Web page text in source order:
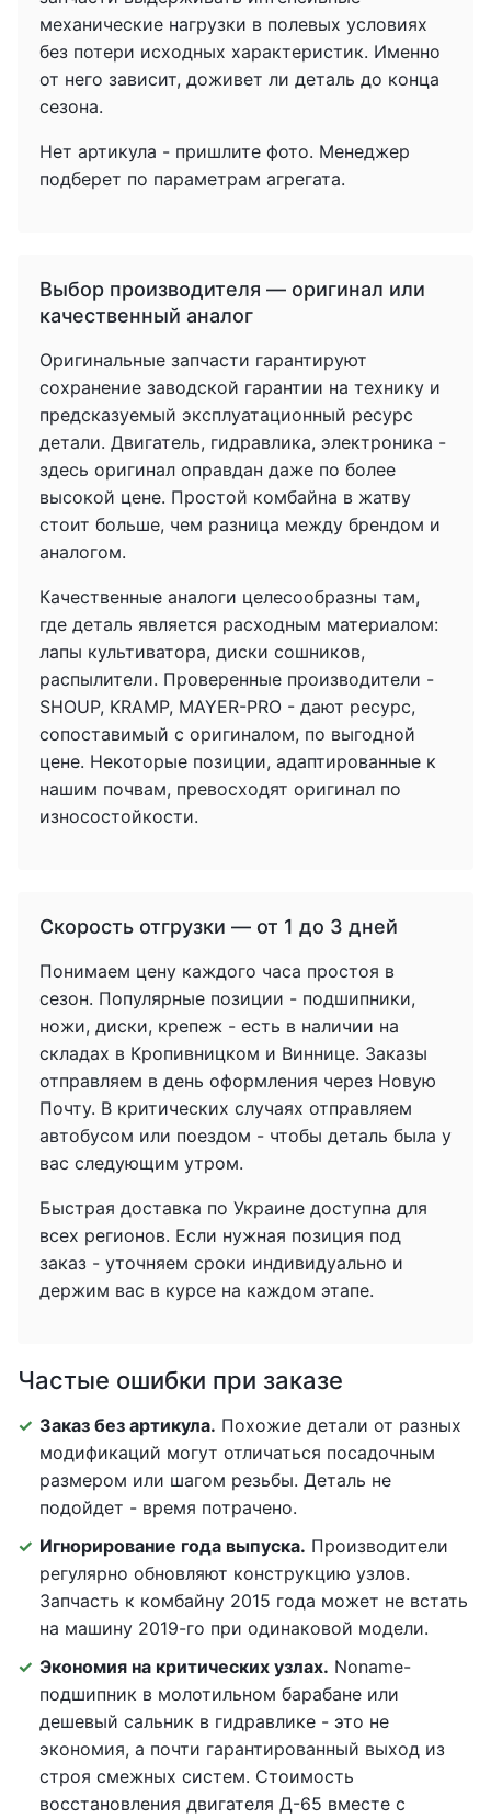
механические нагрузки в полевых условиях
без потери исходных характеристик. Именно
от него зависит, доживет ли деталь до конца
сезона.
Нет артикула - пришлите фото. Менеджер
подберет по параметрам агрегата.
Выбор производителя — оригинал или
качественный аналог
Оригинальные запчасти гарантируют
сохранение заводской гарантии на технику и
предсказуемый эксплуатационный ресурс
детали. Двигатель, гидравлика, электроника -
здесь оригинал оправдан даже по более
высокой цене. Простой комбайна в жатву
стоит больше, чем разница между брендом и
аналогом.
Качественные аналоги целесообразны там,
где деталь является расходным материалом:
лапы культиватора, диски сошников,
распылители. Проверенные производители -
SHOUP, KRAMP, MAYER-PRO - дают ресурс,
сопоставимый с оригиналом, по выгодной
цене. Некоторые позиции, адаптированные к
нашим почвам, превосходят оригинал по
износостойкости.
Скорость отгрузки — от 1 до 3 дней
Понимаем цену каждого часа простоя в
сезон. Популярные позиции - подшипники,
ножи, диски, крепеж - есть в наличии на
складах в Кропивницком и Виннице. Заказы
отправляем в день оформления через Новую
Почту. В критических случаях отправляем
автобусом или поездом - чтобы деталь была у
вас следующим утром.
Быстрая доставка по Украине доступна для
всех регионов. Если нужная позиция под
заказ - уточняем сроки индивидуально и
держим вас в курсе на каждом этапе.
Частые ошибки при заказе
Заказ без артикула. Похожие детали от разных
модификаций могут отличаться посадочным
размером или шагом резьбы. Деталь не
подойдет - время потрачено.
Игнорирование года выпуска. Производители
регулярно обновляют конструкцию узлов.
Запчасть к комбайну 2015 года может не встать
на машину 2019-го при одинаковой модели.
Экономия на критических узлах. Noname-
подшипник в молотильном барабане или
дешевый сальник в гидравлике - это не
экономия, а почти гарантированный выход из
строя смежных систем. Стоимость
восстановления двигателя Д-65 вместе с